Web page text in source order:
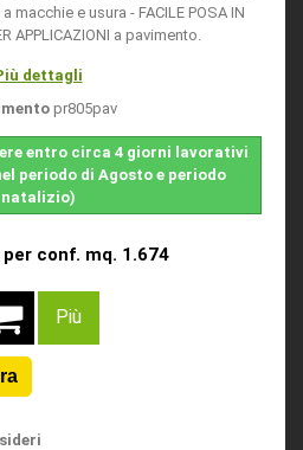
macchie e usura - FACILE POSA IN
APPLICAZIONI a pavimento.
dettagli
pr805pav
entro circa 4 giorni lavorativi
periodo di Agosto e periodo
natalizio)
per conf. mq. 1.674
Più